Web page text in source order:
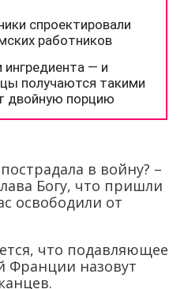
в войну? –
Богу, что пришли
освободили от
что подавляющее
Франции назовут